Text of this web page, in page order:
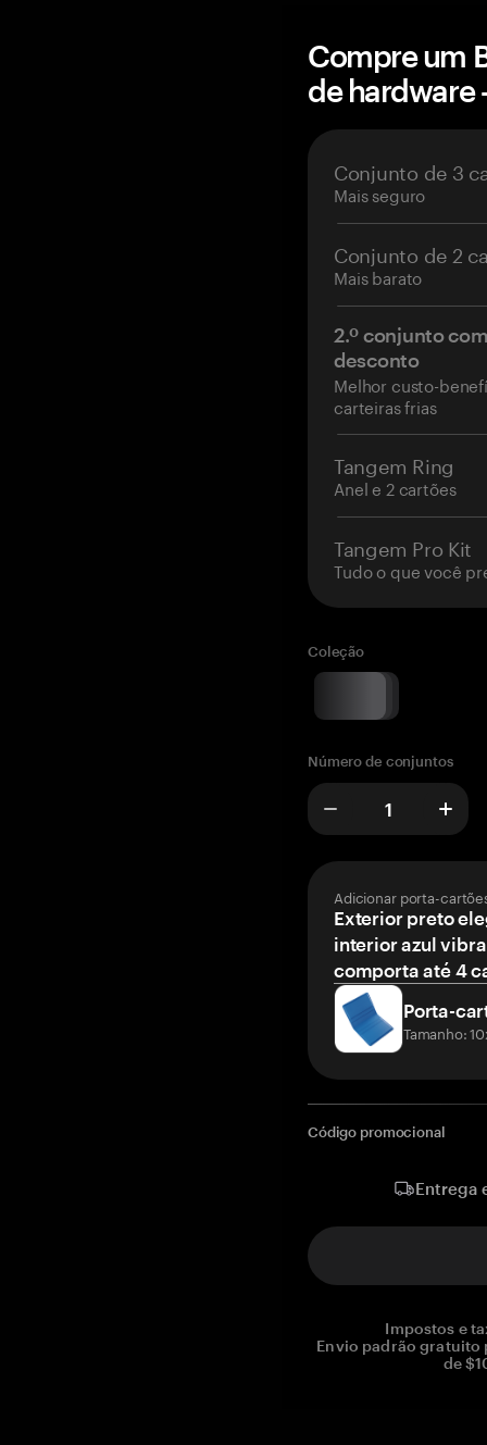
Compre um
de hardware
Conjunto de 3
Mais seguro
Conjunto de 2
Mais barato
2.º conjunto
desconto
Melhor custo-
carteiras frias
Tangem Ring
Anel e 2 cartões
Tangem Pro Kit
Tudo o que você
Coleção
Número de conjuntos
Adicionar porta-
Exterior preto
interior azul
comporta até 4
Porta-
Tamanho:
Código promocional
Entrega
Impostos e
Envio padrão gratuito
de